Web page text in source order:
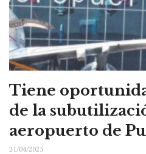
Tiene
de la
aeropuerto de
21/04/2025